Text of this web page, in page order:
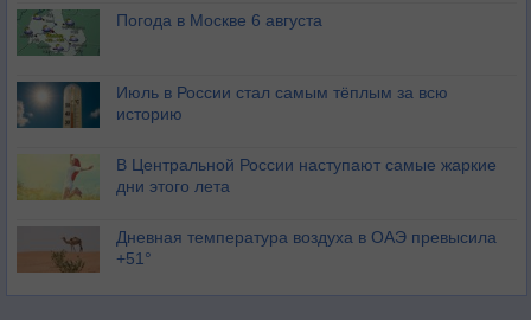
Погода в Москве 6 августа
Июль в России стал самым тёплым за всю
историю
В Центральной России наступают самые жаркие
дни этого лета
Дневная температура воздуха в ОАЭ превысила
+51°